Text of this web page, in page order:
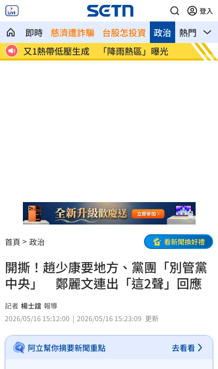
登入
即時 慈濟遭詐騙 台股怎投資 熱門 影
政治
美伊戰燒過半彈庫存 要軍火商提增產計
畫
處置
首頁 政治 看新聞換好禮
開撕！趙少康要地方、黨團「別管黨
中央」 鄭麗文連出「這2聲」回應
記者 楊士誼 報導
2026/05/16 15:12:00
2026/05/16 15:23:09 更新
阿立幫你摘要新聞重點 去看看